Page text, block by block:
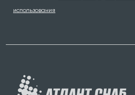
использования